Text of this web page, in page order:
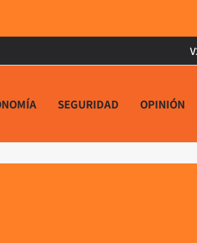
SEGURIDAD OPINIÓN